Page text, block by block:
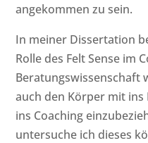
angekommen zu sein.
In meiner Dissertation
Rolle des Felt Sense im
Beratungswissenschaft
auch den Körper mit
ins Coaching
untersuche ich dieses